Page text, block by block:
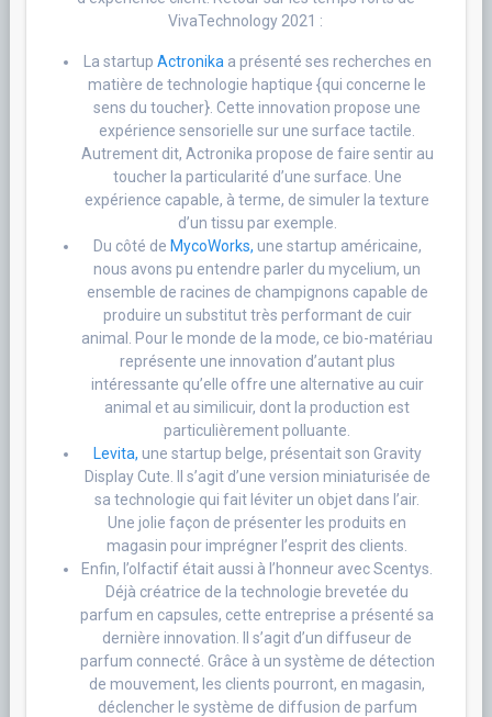
VivaTechnology 2021 :
La startup Actronika a présenté ses recherches en
matière de technologie haptique {qui concerne le
sens du toucher}. Cette innovation propose une
expérience sensorielle sur une surface tactile.
Autrement dit, Actronika propose de faire sentir au
toucher la particularité d’une surface. Une
expérience capable, à terme, de simuler la texture
d’un tissu par exemple.
Du côté de MycoWorks, une startup américaine,
nous avons pu entendre parler du mycelium, un
ensemble de racines de champignons capable de
produire un substitut très performant de cuir
animal. Pour le monde de la mode, ce bio-matériau
représente une innovation d’autant plus
intéressante qu’elle offre une alternative au cuir
animal et au similicuir, dont la production est
particulièrement polluante.
Levita, une startup belge, présentait son Gravity
Display Cute. Il s’agit d’une version miniaturisée de
sa technologie qui fait léviter un objet dans l’air.
Une jolie façon de présenter les produits en
magasin pour imprégner l’esprit des clients.
Enfin, l’olfactif était aussi à l’honneur avec Scentys.
Déjà créatrice de la technologie brevetée du
parfum en capsules, cette entreprise a présenté sa
dernière innovation. Il s’agit d’un diffuseur de
parfum connecté. Grâce à un système de détection
de mouvement, les clients pourront, en magasin,
déclencher le système de diffusion de parfum